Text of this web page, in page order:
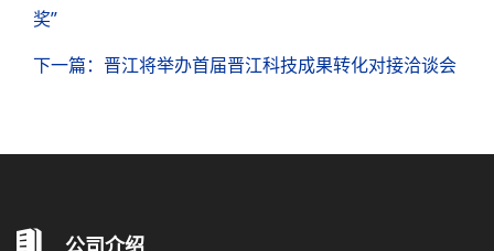
奖”
下一篇：晋江将举办首届晋江科技成果转化对接洽谈会
公司介绍